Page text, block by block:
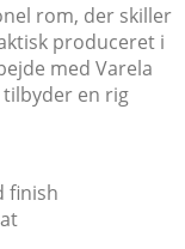
rom, der skiller
produceret i
med Varela
tilbyder en rig
finish